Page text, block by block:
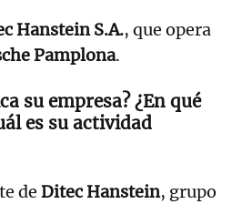
Hanstein S.A., que opera
Pamplona.
su empresa? ¿En qué
es su actividad
de Ditec Hanstein, grupo